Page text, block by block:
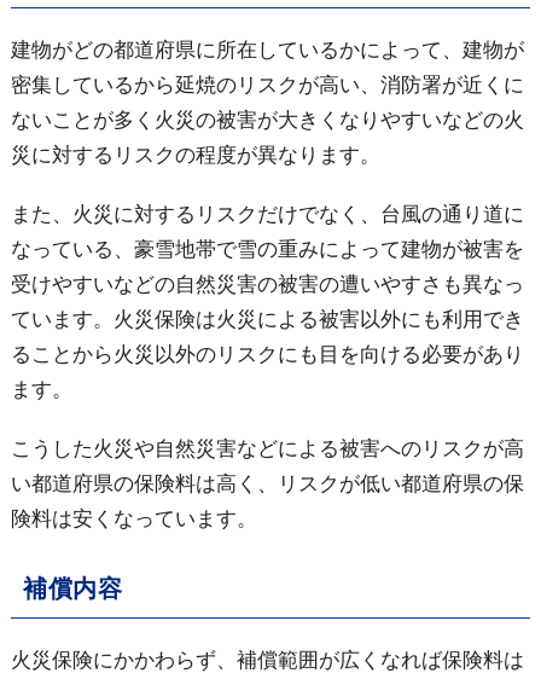
建物がどの都道府県に所在しているかによって、建物が
密集しているから延焼のリスクが高い、消防署が近くに
ないことが多く火災の被害が大きくなりやすいなどの火
災に対するリスクの程度が異なります。
また、火災に対するリスクだけでなく、台風の通り道に
なっている、豪雪地帯で雪の重みによって建物が被害を
受けやすいなどの自然災害の被害の遭いやすさも異なっ
ています。火災保険は火災による被害以外にも利用でき
ることから火災以外のリスクにも目を向ける必要があり
ます。
こうした火災や自然災害などによる被害へのリスクが高
い都道府県の保険料は高く、リスクが低い都道府県の保
険料は安くなっています。
補償内容
火災保険にかかわらず、補償範囲が広くなれば保険料は